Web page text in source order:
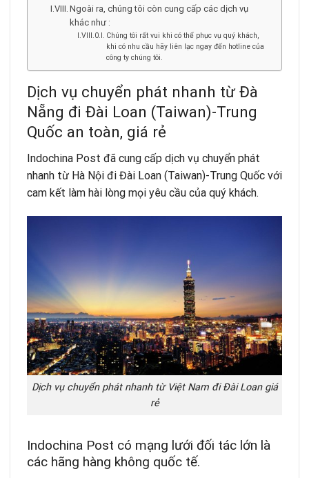
Ngoài ra, chúng tôi còn cung cấp các dịch vụ
khác như :
Chúng tôi rất vui khi có thể phục vụ quý khách,
khi có nhu cầu hãy liên lạc ngay đến hotline của
công ty chúng tôi.
Dịch vụ chuyển phát nhanh từ Đà
Nẵng đi Đài Loan (Taiwan)-Trung
Quốc an toàn, giá rẻ
Indochina Post đã cung cấp dịch vụ chuyển phát
nhanh từ Hà Nội đi Đài Loan (Taiwan)-Trung Quốc với
cam kết làm hài lòng mọi yêu cầu của quý khách.
Dịch vụ chuyển phát nhanh từ Việt Nam đi Đài Loan giá
rẻ
Indochina Post có mạng lưới đối tác lớn là
các hãng hàng không quốc tế.